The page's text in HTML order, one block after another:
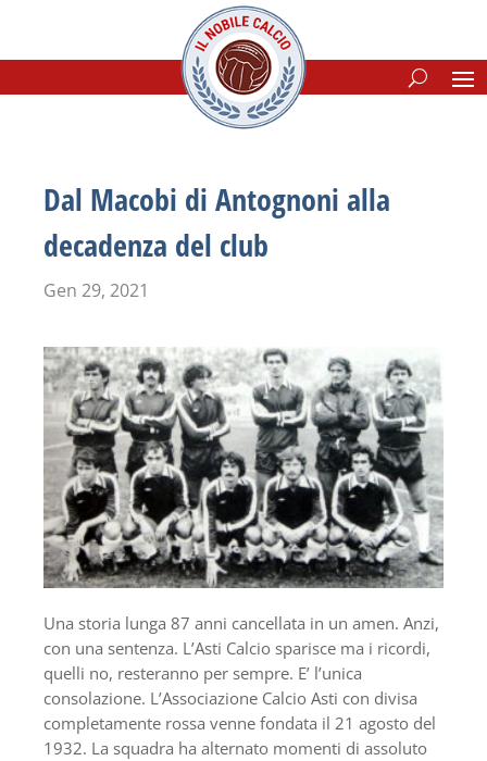
Dal Macobi di Antognoni alla
decadenza del club
Gen 29, 2021
Una storia lunga 87 anni cancellata in un amen. Anzi,
con una sentenza. L’Asti Calcio sparisce ma i ricordi,
quelli no, resteranno per sempre. E’ l’unica
consolazione. L’Associazione Calcio Asti con divisa
completamente rossa venne fondata il 21 agosto del
1932. La squadra ha alternato momenti di assoluto